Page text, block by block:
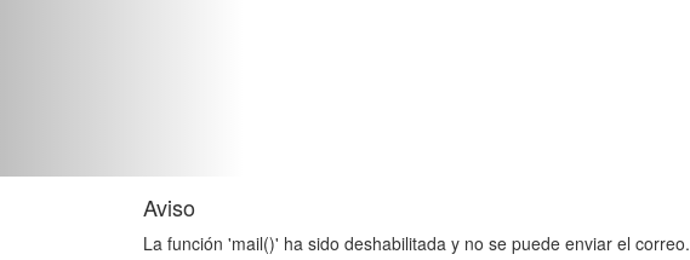
Aviso
La función 'mail()' ha sido deshabilitada y no se puede enviar el correo.